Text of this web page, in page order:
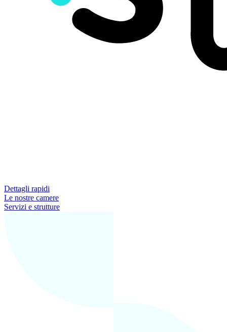
Dettagli rapidi
Le nostre camere
Servizi e strutture